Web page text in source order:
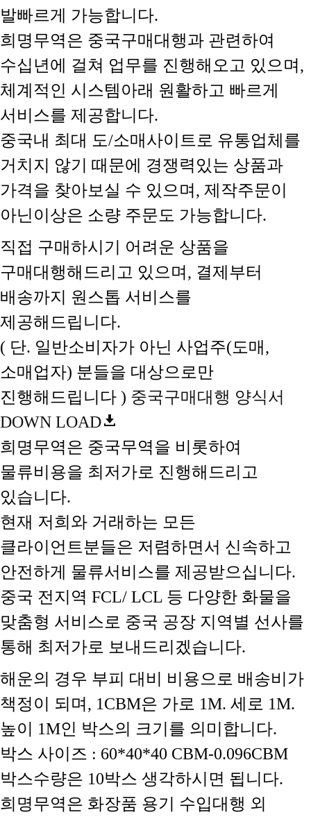
발빠르게 가능합니다.
희명무역은 중국구매대행과 관련하여
수십년에 걸쳐 업무를 진행해오고 있으며,
체계적인 시스템아래 원활하고 빠르게
서비스를 제공합니다.
중국내 최대 도/소매사이트로 유통업체를
거치지 않기 때문에 경쟁력있는 상품과
가격을 찾아보실 수 있으며, 제작주문이
아닌이상은 소량 주문도 가능합니다.
직접 구매하시기 어려운 상품을
구매대행해드리고 있으며, 결제부터
배송까지 원스톱 서비스를
제공해드립니다.
( 단. 일반소비자가 아닌 사업주(도매,
소매업자) 분들을 대상으로만
진행해드립니다 ) 중국구매대행 양식서
DOWN LOAD
희명무역은 중국무역을 비롯하여
물류비용을 최저가로 진행해드리고
있습니다.
현재 저희와 거래하는 모든
클라이언트분들은 저렴하면서 신속하고
안전하게 물류서비스를 제공받으십니다.
중국 전지역 FCL/ LCL 등 다양한 화물을
맞춤형 서비스로 중국 공장 지역별 선사를
통해 최저가로 보내드리겠습니다.
해운의 경우 부피 대비 비용으로 배송비가
책정이 되며, 1CBM은 가로 1M. 세로 1M.
높이 1M인 박스의 크기를 의미합니다.
박스 사이즈 : 60*40*40 CBM-0.096CBM
박스수량은 10박스 생각하시면 됩니다.
희명무역은 화장품 용기 수입대행 외